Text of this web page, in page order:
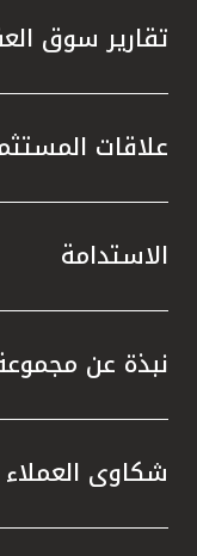
تقارير سوق
علاقات
الاستدامة
نبذة عن
شكاوى العملاء